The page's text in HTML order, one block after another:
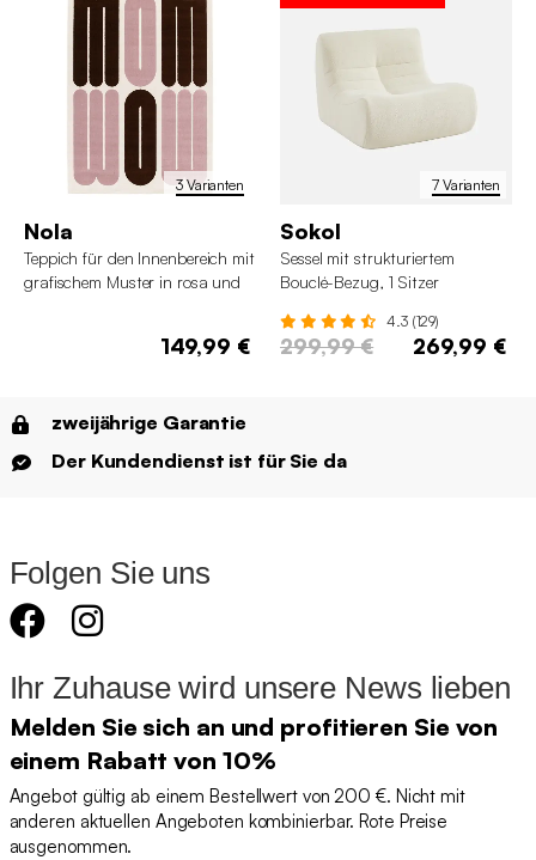
3 Varianten
Nola
Teppich für den Innenbereich mit
grafischem Muster in rosa und
149,99 €
7 Varianten
Sokol
Sessel mit strukturiertem
Bouclé-Bezug, 1 Sitzer
4.3 (129)
299,99 € 269,99 €
zweijährige Garantie
Der Kundendienst ist für Sie da
Folgen Sie uns
Ihr Zuhause wird unsere News lieben
Melden Sie sich an und profitieren Sie von
einem Rabatt von 10%
Angebot gültig ab einem Bestellwert von 200 €. Nicht mit
anderen aktuellen Angeboten kombinierbar. Rote Preise
ausgenommen.